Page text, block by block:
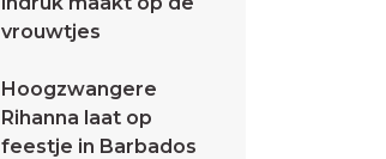
vrouwtjes
Hoogzwangere
Rihanna laat op
feestje in Barbados